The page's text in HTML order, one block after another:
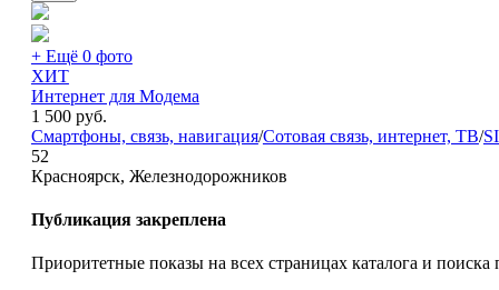
+ Ещё 0 фото
ХИТ
Интернет для Модема
1 500 руб.
Смартфоны, связь, навигация/Сотовая связь, интернет, ТВ/
52
Красноярск, Железнодорожников
Публикация закреплена
Приоритетные показы на всех страницах каталога и